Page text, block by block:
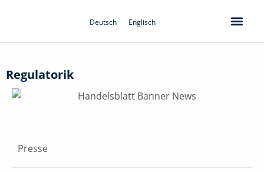
Deutsch Englisch
Regulatorik
Presse